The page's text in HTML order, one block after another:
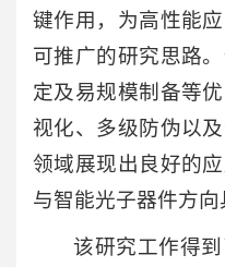
键作用，为高性能
可推广的研究思路
定及易规模制备等
视化、多级防伪以
领域展现出良好的
与智能光子器件方向
该研究工作得